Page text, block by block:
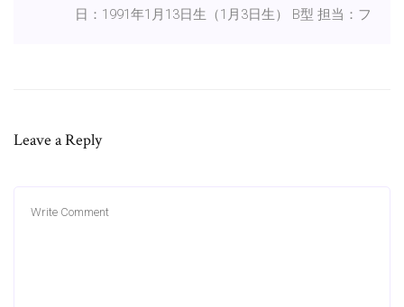
日：1991年1月13日生（1月3日生） B型 担当：フ
Leave a Reply